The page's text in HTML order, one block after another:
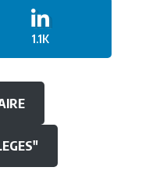
1.1K